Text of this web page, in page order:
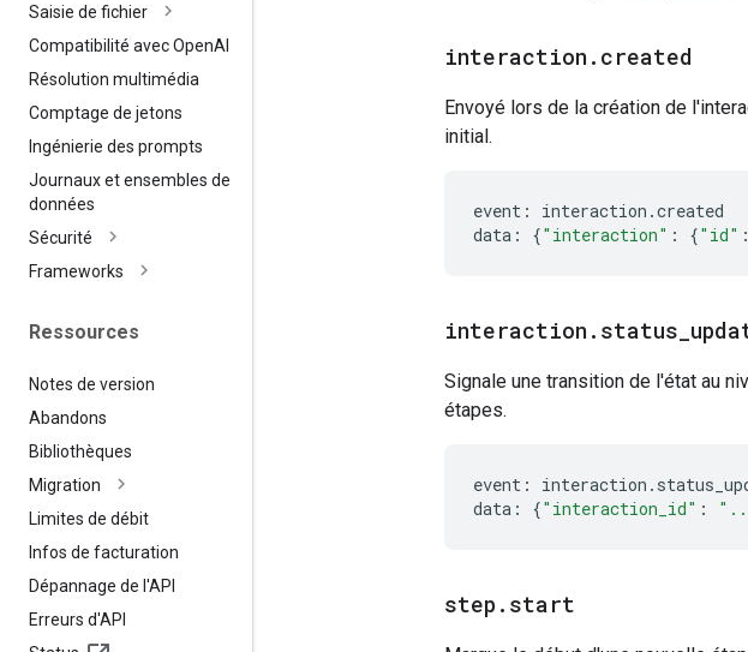
Saisie de fichier
Compatibilité avec OpenAI
Résolution multimédia
Comptage de jetons
Ingénierie des prompts
Journaux et ensembles de
données
Sécurité
Frameworks
Ressources
Notes de version
Abandons
Bibliothèques
Migration
Limites de débit
Infos de facturation
Dépannage de l'API
Erreurs d'API
interaction . created
Envoyé lors de la création de
initial.
event : interaction .created
data : {"interaction" : {"id" :
interaction . status
Signale une transition de l'état au
étapes.
event : interaction .
data : {"interaction_id" :
step . start